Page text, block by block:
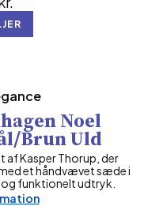
Noel
Brun Uld
af Kasper Thorup, der
et håndvævet sæde i
funktionelt udtryk.